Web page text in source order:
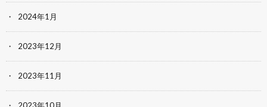
2024年1月
2023年12月
2023年11月